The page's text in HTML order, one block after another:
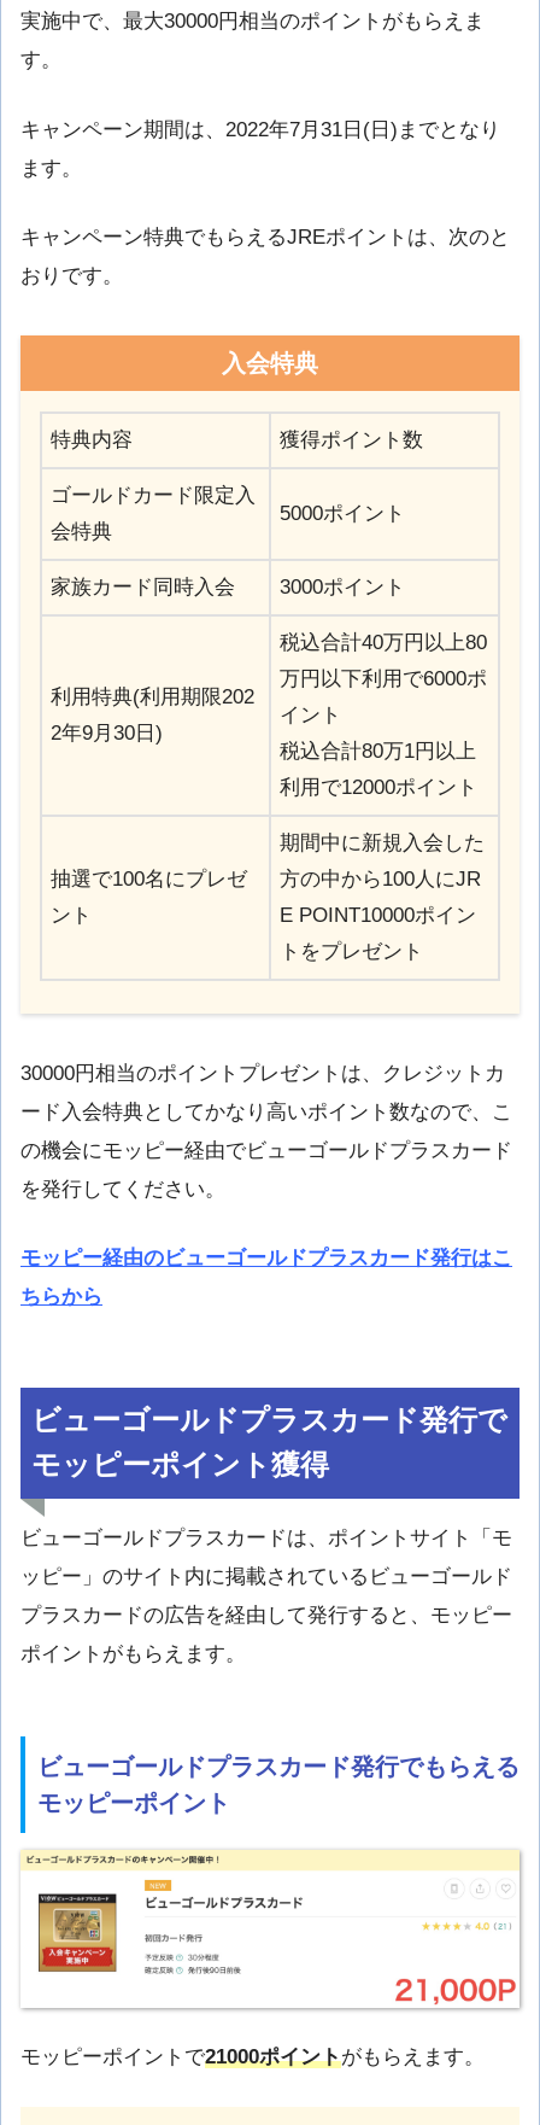
実施中で、最大30000円相当のポイントがもらえま
す。
キャンペーン期間は、2022年7月31日(日)までとなり
ます。
キャンペーン特典でもらえるJREポイントは、次のと
おりです。
入会特典
特典内容 獲得ポイント数
ゴールドカード限定入
会特典
5000ポイント
家族カード同時入会 3000ポイント
利用特典(利用期限202
2年9月30日)
税込合計40万円以上80
万円以下利用で6000ポ
イント
税込合計80万1円以上
利用で12000ポイント
抽選で100名にプレゼ
ント
期間中に新規入会した
方の中から100人にJR
E POINT10000ポイン
トをプレゼント
30000円相当のポイントプレゼントは、クレジットカ
ード入会特典としてかなり高いポイント数なので、こ
の機会にモッピー経由でビューゴールドプラスカード
を発行してください。
モッピー経由のビューゴールドプラスカード発行はこ
ちらから
ビューゴールドプラスカード発行で
モッピーポイント獲得
ビューゴールドプラスカードは、ポイントサイト「モ
ッピー」のサイト内に掲載されているビューゴールド
プラスカードの広告を経由して発行すると、モッピー
ポイントがもらえます。
ビューゴールドプラスカード発行でもらえる
モッピーポイント
モッピーポイントで21000ポイントがもらえます。